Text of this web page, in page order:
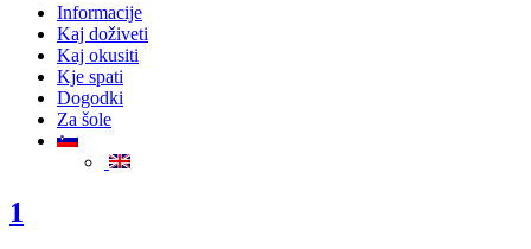
Informacije
Kaj doživeti
Kaj okusiti
Kje spati
Dogodki
Za šole
1